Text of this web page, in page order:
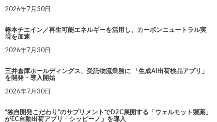
2026年7月30日
椿本チエイン／再生可能エネルギーを活用し、カーボンニュートラル実
現を加速
2026年7月30日
三井倉庫ホールディングス、受託物流業務に 「生成AI出荷検品アプリ」
を開発・導入開始
2026年7月30日
“独自開発こだわり”のサプリメントでD2C展開する「ウェルモット製薬」
がEC自動出荷アプリ「シッピーノ」を導入